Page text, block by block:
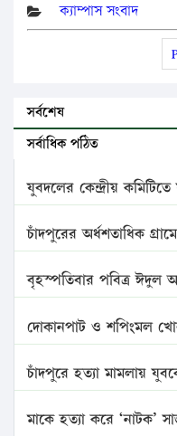
ক্যাম্পাস সংবাদ
সর্বশেষ
সর্বাধিক পঠিত
যুবদলের কেন্দ্রীয়
চাঁদপুরের অর্ধশতাধিক
বৃহস্পতিবার পবিত্র ঈদুল
দোকানপাট ও শপিংমল
চাঁদপুরে হত্যা মামলায়
মাকে হত্যা করে ‘নাটক’